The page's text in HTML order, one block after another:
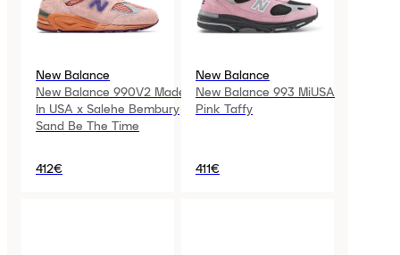
New Balance
New Balance 990V2 Made
In USA x Salehe Bembury
Sand Be The Time
412€
New Balance
New Balance 993 MiUSA
Pink Taffy
411€